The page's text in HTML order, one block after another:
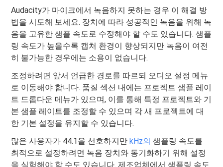
Audacity가 마이크에서 녹음하지 못하는 경우 이 해결 방
법을 시도해 보세요. 장치에 따라 성공적인 녹음을 위해 녹
음을 고유한 샘플 속도로 수정해야 할 수도 있습니다. 샘플
링 속도가 높을수록 캡처 환경이 향상되지만 녹음이 여전
히 불가능한 경우에는 소용이 없습니다.
조정하려면 앞서 언급한 경로를 따르되 오디오 설정 메뉴
로 이동해야 합니다. 품질 섹션 내에는 프로젝트 샘플 레이
트 드롭다운 메뉴가 있으며, 이를 통해 특정 프로젝트와 기
본 샘플 레이트를 조정할 수 있으며 각 새 프로젝트에 대
한 기본 설정을 유지할 수 있습니다.
많은 사용자가 44.1을 선호하지만 kHz의 샘플링 속도를
최적으로 설정하려면 녹음 장치와 동기화하기 위해 설정
을 실험해야 할 수도 있습니다. 제조업체에서 샘플링 속도